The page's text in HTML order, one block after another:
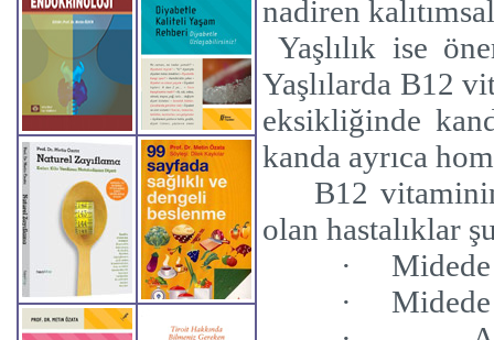
nadiren
Yaşlılık ise
Yaşlılarda B12
eksikliğinde
kanda ayrıca
B12
olan hastalıklar
·
·